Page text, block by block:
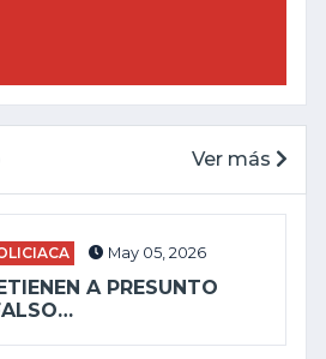
Ver más
May 05, 2026
A PRESUNTO